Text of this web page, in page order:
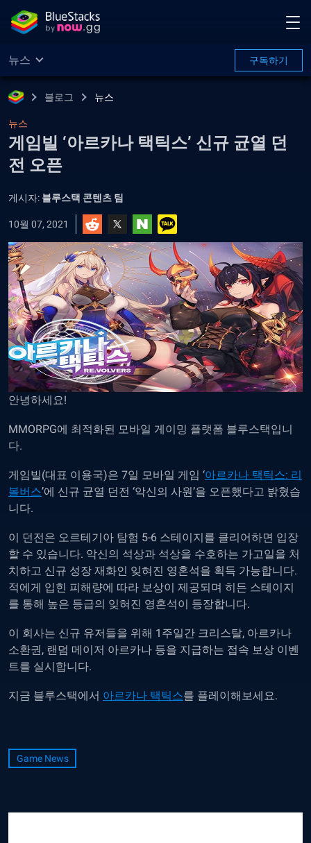
뉴스 구독하기
블로그 뉴스
뉴스
게임빌 ‘아르카나 택틱스’ 신규 균열 던
전 오픈
게시자: 블루스택 콘텐츠 팀
10월 07, 2021
안녕하세요!
MMORPG에 최적화된 모바일 게이밍 플랫폼 블루스택입니
다.
게임빌(대표 이용국)은 7일 모바일 게임 ‘아르카나 택틱스: 리
볼버스’에 신규 균열 던전 ‘악신의 사원’을 오픈했다고 밝혔습
니다.
이 던전은 오르테기아 탐험 5-6 스테이지를 클리어하면 입장
할 수 있습니다. 악신의 석상과 석상을 수호하는 가고일을 처
치하고 신규 성장 재화인 잊혀진 영혼석을 획득 가능합니다.
적에게 입힌 피해량에 따라 보상이 제공되며 히든 스테이지
를 통해 높은 등급의 잊혀진 영혼석이 등장합니다.
이 회사는 신규 유저들을 위해 1주일간 크리스탈, 아르카나
소환권, 랜덤 메이저 아르카나 등을 지급하는 접속 보상 이벤
트를 실시합니다.
지금 블루스택에서 아르카나 택틱스를 플레이해보세요.
Game News